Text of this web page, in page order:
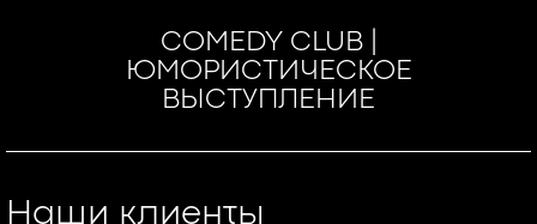
COMEDY CLUB |
ЮМОРИСТИЧЕСКОЕ
ВЫСТУПЛЕНИЕ
Наши клиенты